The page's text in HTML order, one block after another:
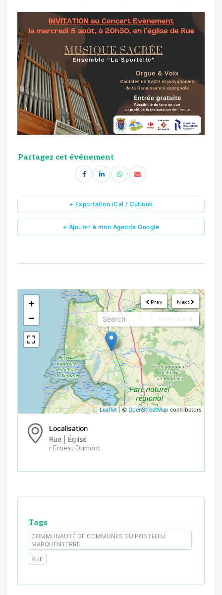
Partagez cet événement
+ Ajouter à mon Agenda Google
+ Exportation iCal / Outlook
Next
Prev
My Position
<!---->
+
−
Leaflet| ©OpenStreetMap contributors
Localisation
Rue | Église
r Ernest Dumont
Tags
COMMUNAUTÉ DE COMMUNES DU PONTHIEU
MARQUENTERRE
RUE